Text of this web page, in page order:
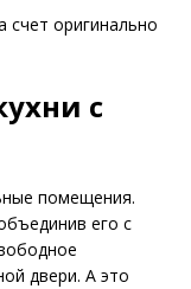
счет оригинально
с
помещения.
его с
двери. А это